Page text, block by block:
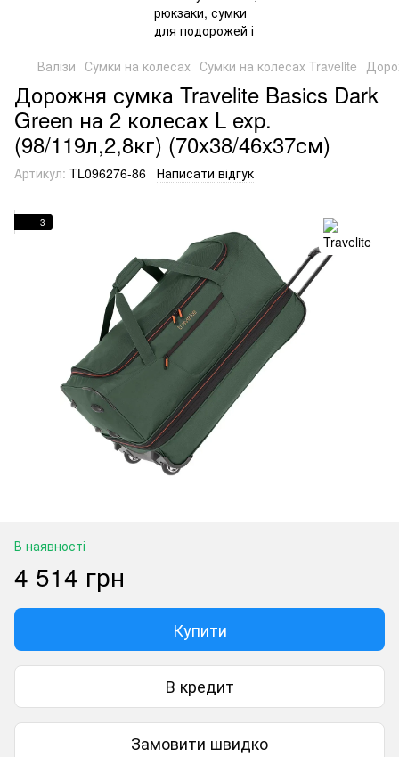
Валізи Сумки на колесах Сумки на колесах Travelite
Дорожня сумка Travelite Basics Dark
Green на 2 колесах L exp.
(98/119л,2,8кг) (70x38/46x37см)
Артикул: TL096276-86 Написати відгук
3
В наявності
4 514 грн
Купити
В кредит
Замовити швидко